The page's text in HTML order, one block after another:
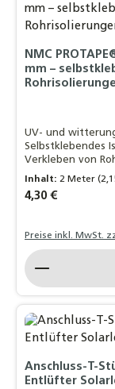
NMC
mm –
UV- und
Selbstklebendes
Verkleben von
und Kälteanlagen.
Inhalt:2 Meter
Regulärer Preis:
4,30 €
Preise inkl. MwSt.
Produkt
Anschluss-T-
Entlüfter